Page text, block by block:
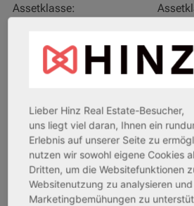
Assetklasse:
Objekteigenschaft:
Bestandsobjekt
Gesamtfläche:
Gesamtpreis:
233.556,67 € - 349.016,67 €
AfA Degressive 5,00 %
Lieber Hinz Real Estate-Besucher,
uns liegt viel daran, Ihnen ein
Erlebnis auf unserer Seite zu
nutzen wir sowohl eigene Cookies
Dritten, um die Websitefunktionen
Websitenutzung zu analysieren
Marketingbemühungen zu